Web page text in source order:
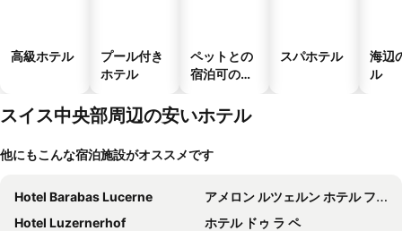
高級ホテル
プール付き
ホテル
ペットとの
宿泊可のホ
スパホテル
海辺
ル
スイス中央部周辺の安いホテル
他にもこんな宿泊施設がオススメです
Hotel Barabas Lucerne
アメロン ルツェルン ホテル フローラ
Hotel Luzernerhof
ホテル ドゥ ラ ペ